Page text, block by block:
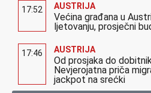
17:52 AUSTRIJA
Većina građana u
ljetovanju, prosječni
17:46 AUSTRIJA
Od prosjaka do
Nevjerojatna priča
jackpot na srećki